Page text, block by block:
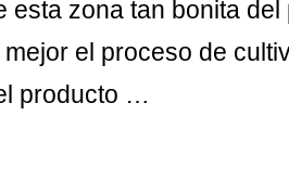
esta zona tan bonita
el proceso de
producto …